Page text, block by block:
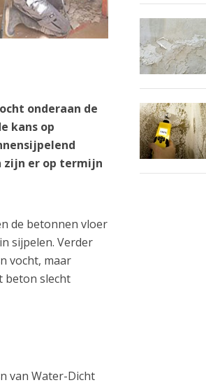
onderaan de
kans op
zijn er op termijn
de betonnen vloer
sijpelen. Verder
vocht, maar
beton slecht
van Water-Dicht